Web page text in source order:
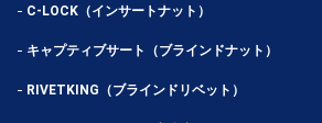
C-LOCK（インサートナット）
キャプティブサート（ブラインドナット）
RIVETKING（ブラインドリベット）